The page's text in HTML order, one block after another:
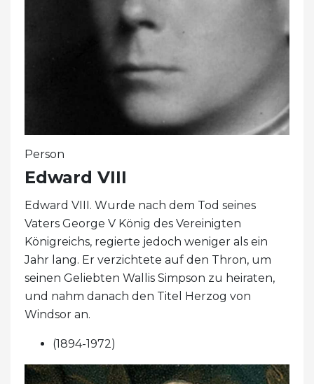
Person
Edward VIII
Edward VIII. Wurde nach dem Tod seines
Vaters George V König des Vereinigten
Königreichs, regierte jedoch weniger als ein
Jahr lang. Er verzichtete auf den Thron, um
seinen Geliebten Wallis Simpson zu heiraten,
und nahm danach den Titel Herzog von
Windsor an.
(1894-1972)